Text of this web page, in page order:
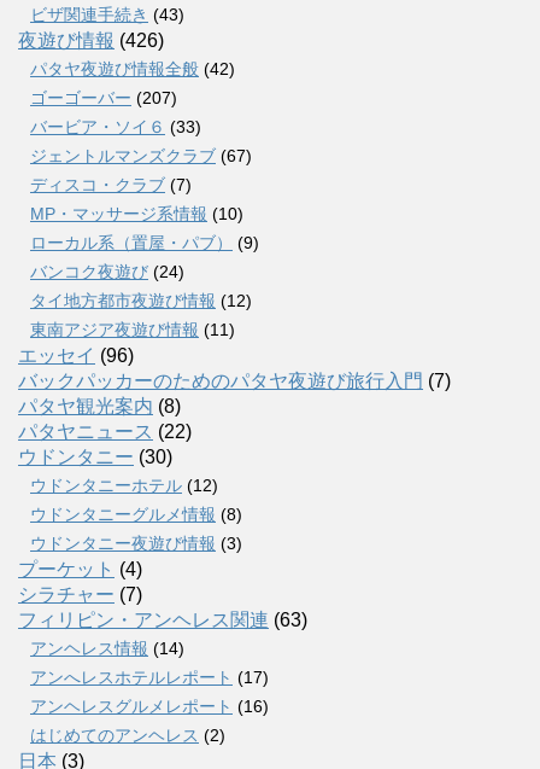
ビザ関連手続き (43)
夜遊び情報 (426)
パタヤ夜遊び情報全般 (42)
ゴーゴーバー (207)
バービア・ソイ６ (33)
ジェントルマンズクラブ (67)
ディスコ・クラブ (7)
MP・マッサージ系情報 (10)
ローカル系（置屋・パブ）
(9)
バンコク夜遊び (24)
タイ地方都市夜遊び情報 (12)
東南アジア夜遊び情報 (11)
エッセイ (96)
バックパッカーのためのパタヤ夜遊び旅行入門 (7)
パタヤ観光案内 (8)
パタヤニュース (22)
ウドンタニー (30)
ウドンタニーホテル (12)
ウドンタニーグルメ情報 (8)
ウドンタニー夜遊び情報 (3)
プーケット (4)
シラチャー (7)
フィリピン・アンヘレス関連 (63)
アンヘレス情報 (14)
アンへレスホテルレポート (17)
アンヘレスグルメレポート (16)
はじめてのアンヘレス (2)
日本 (3)